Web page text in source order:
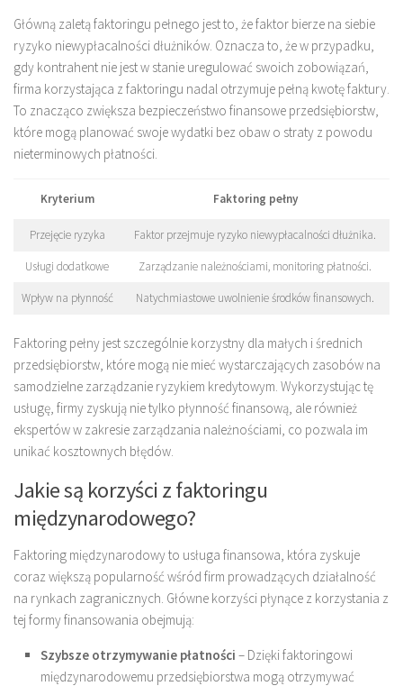
Główną zaletą faktoringu pełnego jest to, że faktor bierze na siebie
ryzyko niewypłacalności dłużników. Oznacza to, że w przypadku,
gdy kontrahent nie jest w stanie uregulować swoich zobowiązań,
firma korzystająca z faktoringu nadal otrzymuje pełną kwotę faktury.
To znacząco zwiększa bezpieczeństwo finansowe przedsiębiorstw,
które mogą planować swoje wydatki bez obaw o straty z powodu
nieterminowych płatności.
Kryterium Faktoring pełny
Przejęcie ryzyka Faktor przejmuje ryzyko niewypłacalności dłużnika.
Usługi dodatkowe Zarządzanie należnościami, monitoring płatności.
Wpływ na płynność Natychmiastowe uwolnienie środków finansowych.
Faktoring pełny jest szczególnie korzystny dla małych i średnich
przedsiębiorstw, które mogą nie mieć wystarczających zasobów na
samodzielne zarządzanie ryzykiem kredytowym. Wykorzystując tę
usługę, firmy zyskują nie tylko płynność finansową, ale również
ekspertów w zakresie zarządzania należnościami, co pozwala im
unikać kosztownych błędów.
Jakie są korzyści z faktoringu
międzynarodowego?
Faktoring międzynarodowy to usługa finansowa, która zyskuje
coraz większą popularność wśród firm prowadzących działalność
na rynkach zagranicznych. Główne korzyści płynące z korzystania z
tej formy finansowania obejmują:
Szybsze otrzymywanie płatności – Dzięki faktoringowi
międzynarodowemu przedsiębiorstwa mogą otrzymywać